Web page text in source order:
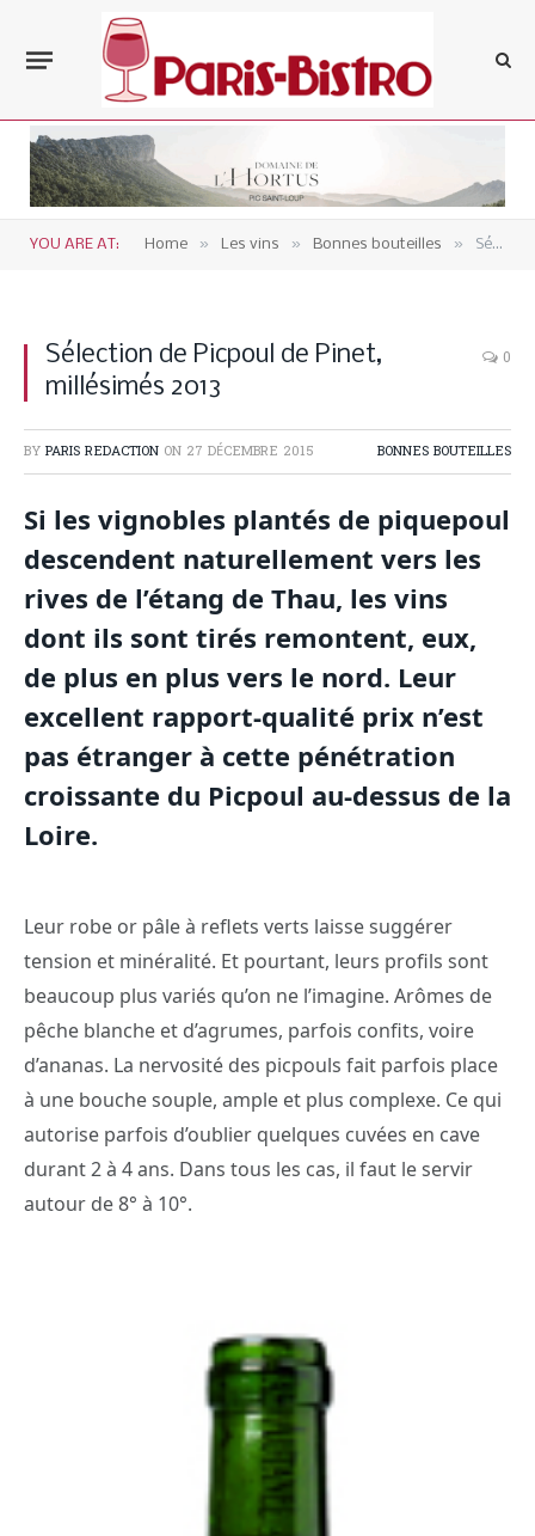
YOU ARE AT: Home » Les vins » Bonnes bouteilles » Sélection de Picpoul de Pinet, millésimés 2013
Sélection de Picpoul de Pinet,
millésimés 2013
0
BY PARIS REDACTION ON 27 DÉCEMBRE 2015 BONNES BOUTEILLES
Si les vignobles plantés de piquepoul
descendent naturellement vers les
rives de l’étang de Thau, les vins
dont ils sont tirés remontent, eux,
de plus en plus vers le nord. Leur
excellent rapport-qualité prix n’est
pas étranger à cette pénétration
croissante du Picpoul au-dessus de la
Loire.
Leur robe or pâle à reflets verts laisse suggérer
tension et minéralité. Et pourtant, leurs profils sont
beaucoup plus variés qu’on ne l’imagine. Arômes de
pêche blanche et d’agrumes, parfois confits, voire
d’ananas. La nervosité des picpouls fait parfois place
à une bouche souple, ample et plus complexe. Ce qui
autorise parfois d’oublier quelques cuvées en cave
durant 2 à 4 ans. Dans tous les cas, il faut le servir
autour de 8° à 10°.